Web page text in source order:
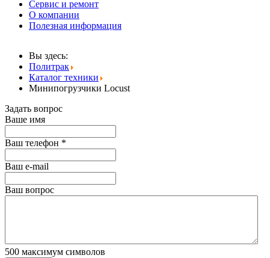
Сервис и ремонт
О компании
Полезная информация
Вы здесь:
Политрак
Каталог техники
Минипогрузчики Locust
Задать вопрос
Ваше имя
Ваш телефон *
Ваш е-mail
Ваш вопрос
500 максимум символов